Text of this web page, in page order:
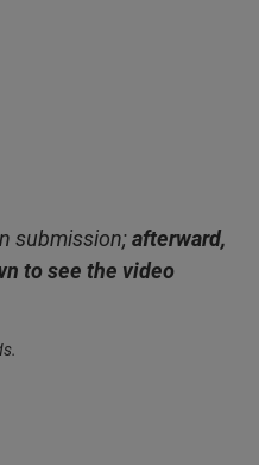
submission;afterward,
to see the video